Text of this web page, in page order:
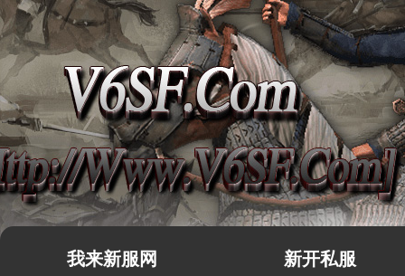
我来新服网 新开私服